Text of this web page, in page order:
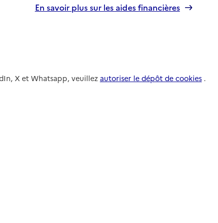
En savoir plus sur les aides financières
X et Whatsapp, veuillez autoriser le dépôt de cookies .